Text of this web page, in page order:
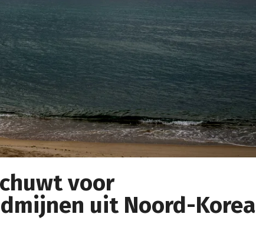
voor
uit Noord-Korea